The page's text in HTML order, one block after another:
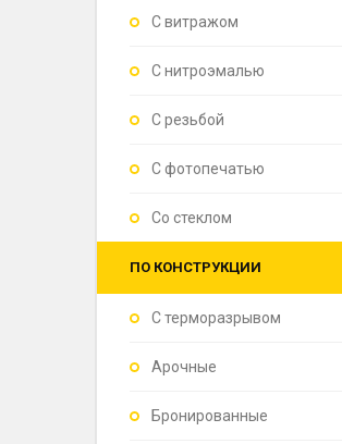
С витражом
С нитроэмалью
С резьбой
С фотопечатью
Со стеклом
ПО КОНСТРУКЦИИ
С терморазрывом
Арочные
Бронированные